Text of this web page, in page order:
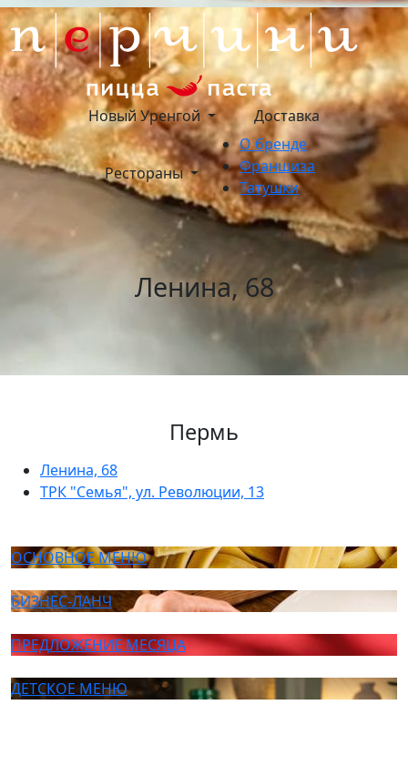
Новый Уренгой Доставка
Рестораны
О бренде
Франшиза
Татушки
Ленина, 68
Пермь
Ленина, 68
ТРК "Семья", ул. Революции, 13
ОСНОВНОЕ МЕНЮ
БИЗНЕС-ЛАНЧ
ПРЕДЛОЖЕНИЕ МЕСЯЦА
ДЕТСКОЕ МЕНЮ